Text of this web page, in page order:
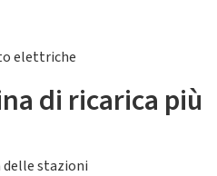
elettriche
di ricarica più
delle stazioni